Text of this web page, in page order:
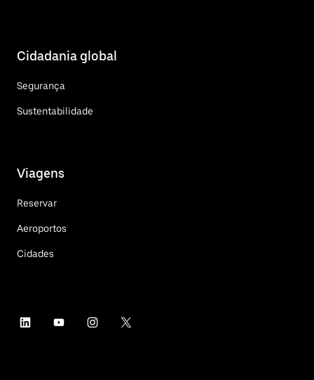
Cidadania global
Segurança
Sustentabilidade
Viagens
Reservar
Aeroportos
Cidades